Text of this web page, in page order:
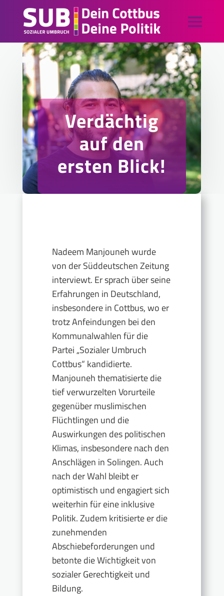
Verdächtig
auf den
ersten Blick!
Nadeem Manjouneh wurde
von der Süddeutschen Zeitung
interviewt. Er sprach über seine
Erfahrungen in Deutschland,
insbesondere in Cottbus, wo er
trotz Anfeindungen bei den
Kommunalwahlen für die
Partei „Sozialer Umbruch
Cottbus“ kandidierte.
Manjouneh thematisierte die
tief verwurzelten Vorurteile
gegenüber muslimischen
Flüchtlingen und die
Auswirkungen des politischen
Klimas, insbesondere nach den
Anschlägen in Solingen. Auch
nach der Wahl bleibt er
optimistisch und engagiert sich
weiterhin für eine inklusive
Politik. Zudem kritisierte er die
zunehmenden
Abschiebeforderungen und
betonte die Wichtigkeit von
sozialer Gerechtigkeit und
Bildung.